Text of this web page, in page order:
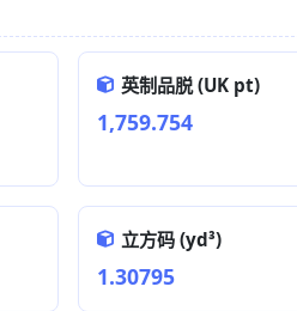
英制品脱 (UK pt)
1,759.754
立方码 (yd³)
1.30795